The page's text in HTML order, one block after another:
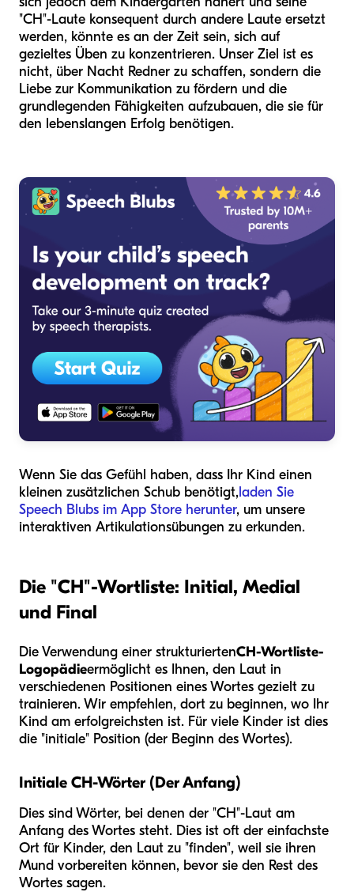
"CH"-Laute konsequent durch andere Laute ersetzt
werden, könnte es an der Zeit sein, sich auf
gezieltes Üben zu konzentrieren. Unser Ziel ist es
nicht, über Nacht Redner zu schaffen, sondern die
Liebe zur Kommunikation zu fördern und die
grundlegenden Fähigkeiten aufzubauen, die sie für
den lebenslangen Erfolg benötigen.
Wenn Sie das Gefühl haben, dass Ihr Kind einen
kleinen zusätzlichen Schub benötigt,laden Sie
Speech Blubs im App Store herunter, um unsere
interaktiven Artikulationsübungen zu erkunden.
Die "CH"-Wortliste: Initial, Medial
und Final
Die Verwendung einer strukturiertenCH-Wortliste-
Logopädieermöglicht es Ihnen, den Laut in
verschiedenen Positionen eines Wortes gezielt zu
trainieren. Wir empfehlen, dort zu beginnen, wo Ihr
Kind am erfolgreichsten ist. Für viele Kinder ist dies
die "initiale" Position (der Beginn des Wortes).
Initiale CH-Wörter (Der Anfang)
Dies sind Wörter, bei denen der "CH"-Laut am
Anfang des Wortes steht. Dies ist oft der einfachste
Ort für Kinder, den Laut zu "finden", weil sie ihren
Mund vorbereiten können, bevor sie den Rest des
Wortes sagen.